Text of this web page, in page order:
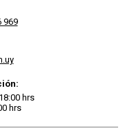
969
hrs
hrs